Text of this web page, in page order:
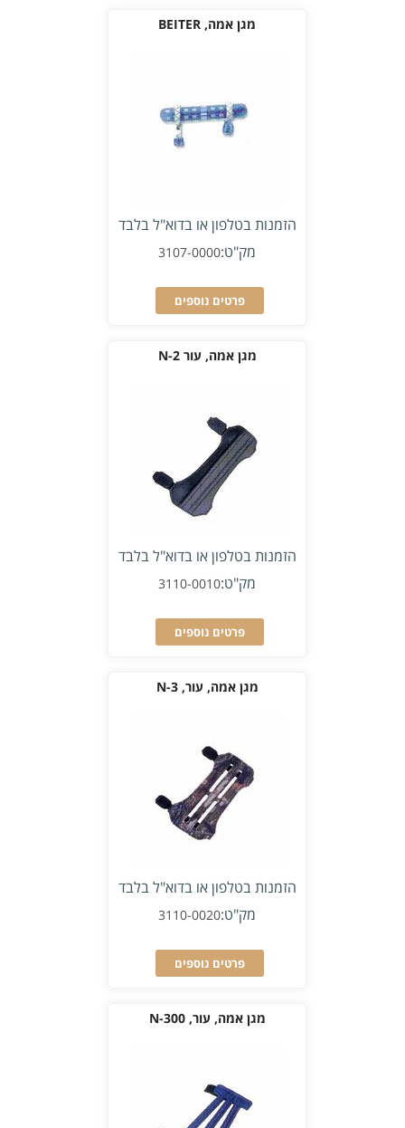
מגן אמה, BEITER
הזמנות בטלפון או בדוא"ל בלבד
מק"ט:3107-0000
פרטים נוספים
מגן אמה, עור N-2
הזמנות בטלפון או בדוא"ל בלבד
מק"ט:3110-0010
פרטים נוספים
מגן אמה, עור, N-3
הזמנות בטלפון או בדוא"ל בלבד
מק"ט:3110-0020
פרטים נוספים
מגן אמה, עור, N-300